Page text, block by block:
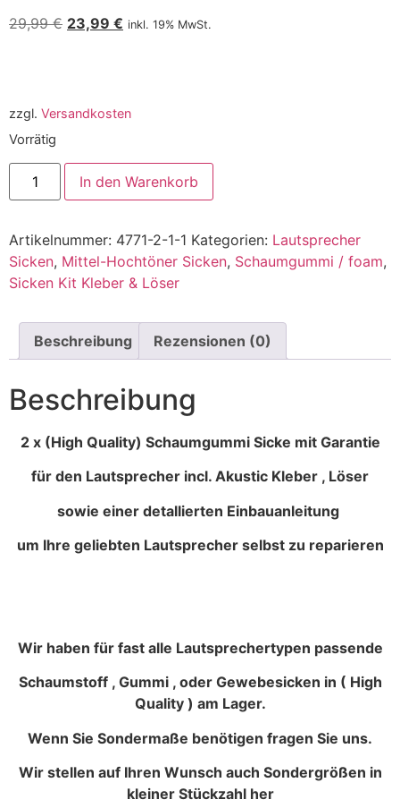
29,99€ 23,99 € inkl. 19% MwSt.
zzgl. Versandkosten
Vorrätig
In den Warenkorb
Artikelnummer: 4771-2-1-1 Kategorien: Lautsprecher
Sicken, Mittel-Hochtöner Sicken, Schaumgummi / foam,
Sicken Kit Kleber & Löser
Beschreibung Rezensionen (0)
Beschreibung
2 x (High Quality) Schaumgummi Sicke mit Garantie
für den Lautsprecher incl. Akustic Kleber , Löser
sowie einer detallierten Einbauanleitung
um Ihre geliebten Lautsprecher selbst zu reparieren
Wir haben für fast alle Lautsprechertypen passende
Schaumstoff , Gummi , oder Gewebesicken in ( High
Quality ) am Lager.
Wenn Sie Sondermaße benötigen fragen Sie uns.
Wir stellen auf Ihren Wunsch auch Sondergrößen in
kleiner Stückzahl her